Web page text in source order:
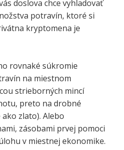
doslova chce vyhladovať
potravín, ktoré si
kryptomena je
rovnaké súkromie
na miestnom
strieborných mincí
preto na drobné
zlato). Alebo
zásobami prvej pomoci
v miestnej ekonomike.